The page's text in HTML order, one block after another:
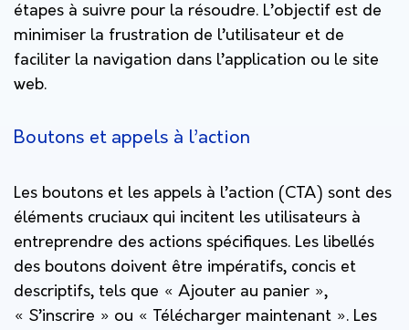
étapes à suivre pour la résoudre. L’objectif est de
minimiser la frustration de l’utilisateur et de
faciliter la navigation dans l’application ou le site
web.
Boutons et appels à l’action
Les boutons et les appels à l’action (CTA) sont des
éléments cruciaux qui incitent les utilisateurs à
entreprendre des actions spécifiques. Les libellés
des boutons doivent être impératifs, concis et
descriptifs, tels que « Ajouter au panier »,
« S’inscrire » ou « Télécharger maintenant ». Les